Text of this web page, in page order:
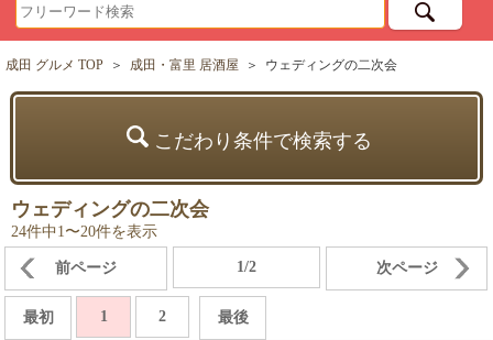
成田 グルメ TOP ＞ 成田・富里 居酒屋 ＞ ウェディングの二次会
こだわり条件で検索する
ウェディングの二次会
24件中1〜20件を表示
前ページ 1/2 次ページ
最初 1 2 最後